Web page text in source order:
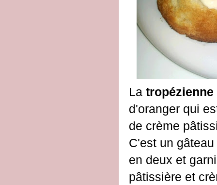
La tropézienne
d'oranger qui
de crème
C'est un
en deux et
pâtissière et